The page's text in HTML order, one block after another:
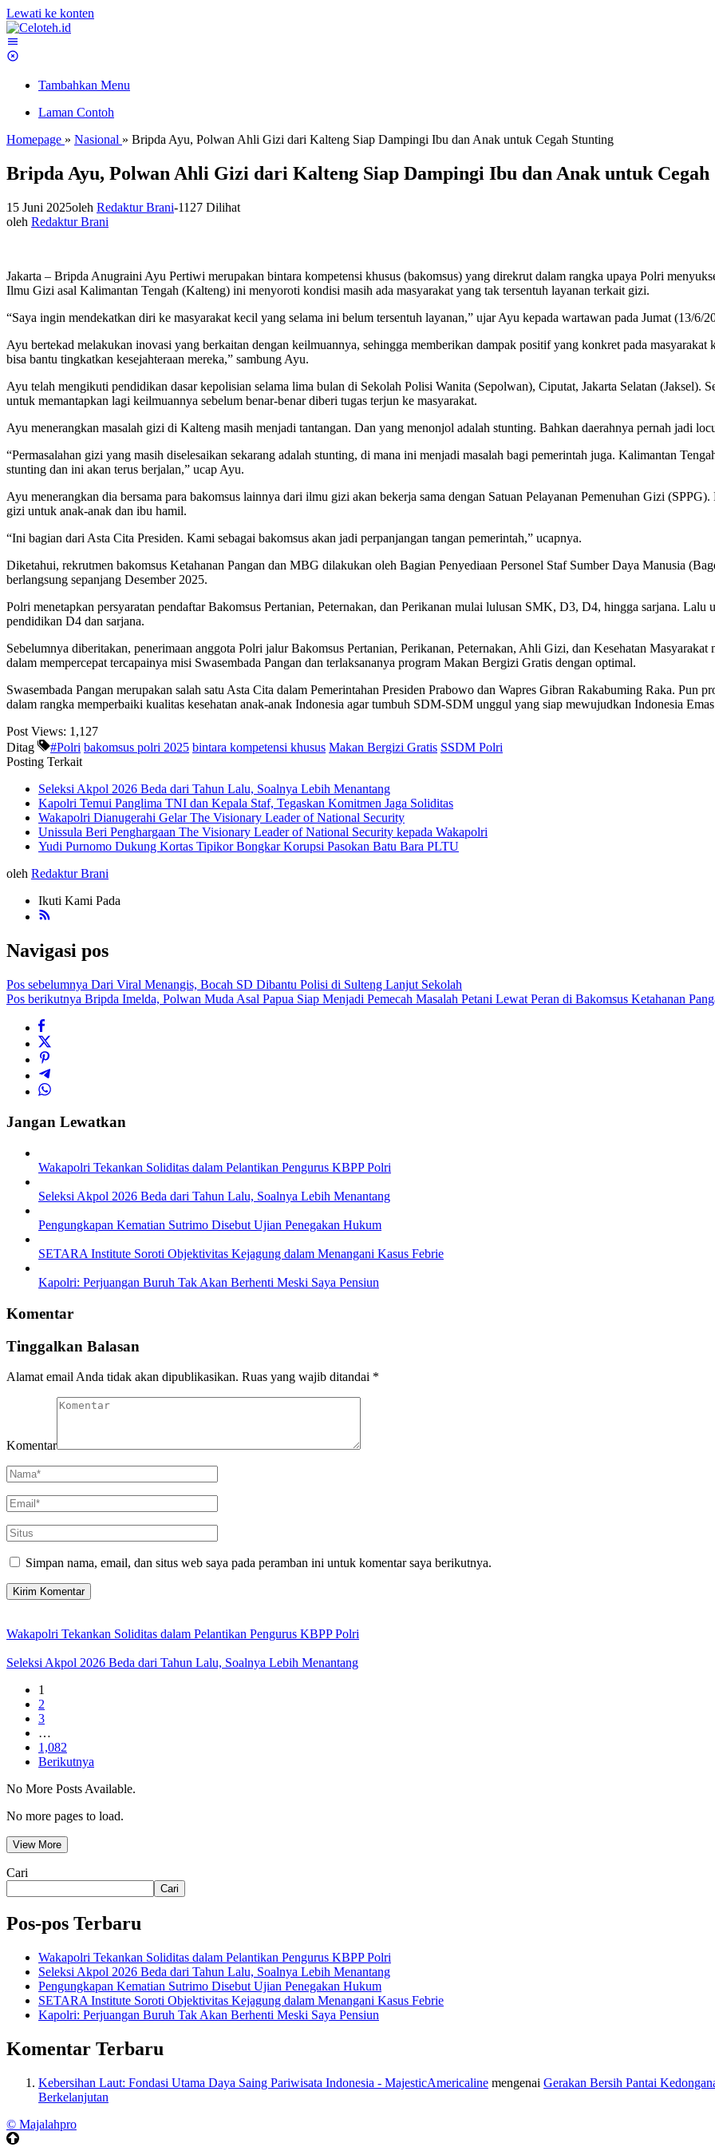
Lewati ke konten
Tambahkan Menu
Laman Contoh
Homepage » Nasional » Bripda Ayu, Polwan Ahli Gizi dari Kalteng Siap Dampingi Ibu dan Anak untuk Cegah Stunting
Bripda Ayu, Polwan Ahli Gizi dari Kalteng Siap Dampingi Ibu dan Anak untuk Cegah
15 Juni 2025oleh Redaktur Brani-1127 Dilihat
oleh Redaktur Brani
Jakarta – Bripda Anugraini Ayu Pertiwi merupakan bintara kompetensi khusus (bakomsus) yang direkrut dalam rangka upaya Polri
Ilmu Gizi asal Kalimantan Tengah (Kalteng) ini menyoroti kondisi masih ada masyarakat yang tak tersentuh layanan terkait gizi.
“Saya ingin mendekatkan diri ke masyarakat kecil yang selama ini belum tersentuh layanan,” ujar Ayu kepada wartawan pada Jumat (13/6/
Ayu bertekad melakukan inovasi yang berkaitan dengan keilmuannya, sehingga memberikan dampak positif yang konkret pada masyarakat
bisa bantu tingkatkan kesejahteraan mereka,” sambung Ayu.
Ayu telah mengikuti pendidikan dasar kepolisian selama lima bulan di Sekolah Polisi Wanita (Sepolwan), Ciputat, Jakarta Selatan (Jaksel).
untuk memantapkan lagi keilmuannya sebelum benar-benar diberi tugas terjun ke masyarakat.
Ayu menerangkan masalah gizi di Kalteng masih menjadi tantangan. Dan yang menonjol adalah stunting. Bahkan daerahnya pernah jadi
“Permasalahan gizi yang masih diselesaikan sekarang adalah stunting, di mana ini menjadi masalah bagi pemerintah juga. Kalimantan
stunting dan ini akan terus berjalan,” ucap Ayu.
Ayu menerangkan dia bersama para bakomsus lainnya dari ilmu gizi akan bekerja sama dengan Satuan Pelayanan Pemenuhan Gizi
gizi untuk anak-anak dan ibu hamil.
“Ini bagian dari Asta Cita Presiden. Kami sebagai bakomsus akan jadi perpanjangan tangan pemerintah,” ucapnya.
Diketahui, rekrutmen bakomsus Ketahanan Pangan dan MBG dilakukan oleh Bagian Penyediaan Personel Staf Sumber Daya Manusia
berlangsung sepanjang Desember 2025.
Polri menetapkan persyaratan pendaftar Bakomsus Pertanian, Peternakan, dan Perikanan mulai lulusan SMK, D3, D4, hingga sarjana.
pendidikan D4 dan sarjana.
Sebelumnya diberitakan, penerimaan anggota Polri jalur Bakomsus Pertanian, Perikanan, Peternakan, Ahli Gizi, dan Kesehatan
dalam mempercepat tercapainya misi Swasembada Pangan dan terlaksananya program Makan Bergizi Gratis dengan optimal.
Swasembada Pangan merupakan salah satu Asta Cita dalam Pemerintahan Presiden Prabowo dan Wapres Gibran Rakabuming Raka. Pun
dalam rangka memperbaiki kualitas kesehatan anak-anak Indonesia agar tumbuh SDM-SDM unggul yang siap mewujudkan Indonesia
Post Views: 1,127
Ditag
#Polri bakomsus polri 2025 bintara kompetensi khusus Makan Bergizi Gratis SSDM Polri
Posting Terkait
Seleksi Akpol 2026 Beda dari Tahun Lalu, Soalnya Lebih Menantang
Kapolri Temui Panglima TNI dan Kepala Staf, Tegaskan Komitmen Jaga Soliditas
Wakapolri Dianugerahi Gelar The Visionary Leader of National Security
Unissula Beri Penghargaan The Visionary Leader of National Security kepada Wakapolri
Yudi Purnomo Dukung Kortas Tipikor Bongkar Korupsi Pasokan Batu Bara PLTU
oleh Redaktur Brani
Ikuti Kami Pada
Navigasi pos
Pos sebelumnya Dari Viral Menangis, Bocah SD Dibantu Polisi di Sulteng Lanjut Sekolah
Pos berikutnya Bripda Imelda, Polwan Muda Asal Papua Siap Menjadi Pemecah Masalah Petani Lewat Peran di Bakomsus Ketahanan
Jangan Lewatkan
Wakapolri Tekankan Soliditas dalam Pelantikan Pengurus KBPP Polri
Seleksi Akpol 2026 Beda dari Tahun Lalu, Soalnya Lebih Menantang
Pengungkapan Kematian Sutrimo Disebut Ujian Penegakan Hukum
SETARA Institute Soroti Objektivitas Kejagung dalam Menangani Kasus Febrie
Kapolri: Perjuangan Buruh Tak Akan Berhenti Meski Saya Pensiun
Komentar
Tinggalkan Balasan
Alamat email Anda tidak akan dipublikasikan. Ruas yang wajib ditandai *
Komentar
Simpan nama, email, dan situs web saya pada peramban ini untuk komentar saya berikutnya.
Wakapolri Tekankan Soliditas dalam Pelantikan Pengurus KBPP Polri
Seleksi Akpol 2026 Beda dari Tahun Lalu, Soalnya Lebih Menantang
1
2
3
…
1,082
Berikutnya
No More Posts Available.
No more pages to load.
View More
Cari
Cari
Pos-pos Terbaru
Wakapolri Tekankan Soliditas dalam Pelantikan Pengurus KBPP Polri
Seleksi Akpol 2026 Beda dari Tahun Lalu, Soalnya Lebih Menantang
Pengungkapan Kematian Sutrimo Disebut Ujian Penegakan Hukum
SETARA Institute Soroti Objektivitas Kejagung dalam Menangani Kasus Febrie
Kapolri: Perjuangan Buruh Tak Akan Berhenti Meski Saya Pensiun
Komentar Terbaru
Kebersihan Laut: Fondasi Utama Daya Saing Pariwisata Indonesia - MajesticAmericaline mengenai Gerakan Bersih Pantai
Berkelanjutan
© Majalahpro